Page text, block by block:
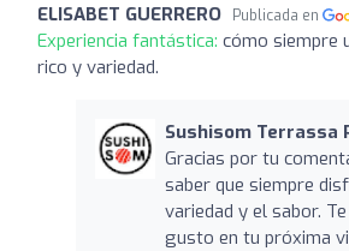
ELISABET GUERRERO Publicada en
Experiencia fantástica: cómo siempre
rico y variedad.
Sushisom Terrassa
Gracias por tu
saber que siempre
variedad y el sabor.
gusto en tu próxima